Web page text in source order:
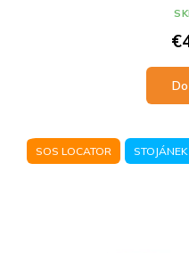
SOS LOCATOR STOJÁNEK